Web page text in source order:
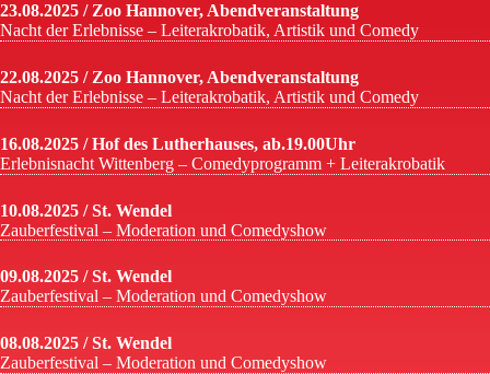
23.08.2025 / Zoo Hannover, Abendveranstaltung
Nacht der Erlebnisse – Leiterakrobatik, Artistik und Comedy
22.08.2025 / Zoo Hannover, Abendveranstaltung
Nacht der Erlebnisse – Leiterakrobatik, Artistik und Comedy
16.08.2025 / Hof des Lutherhauses, ab.19.00Uhr
Erlebnisnacht Wittenberg – Comedyprogramm + Leiterakrobatik
10.08.2025 / St. Wendel
Zauberfestival – Moderation und Comedyshow
09.08.2025 / St. Wendel
Zauberfestival – Moderation und Comedyshow
08.08.2025 / St. Wendel
Zauberfestival – Moderation und Comedyshow